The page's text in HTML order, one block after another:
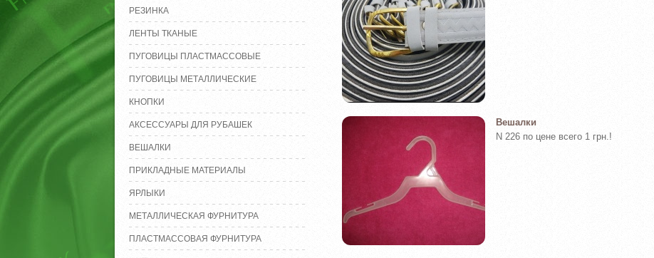
РЕЗИНКА
ЛЕНТЫ ТКАНЫЕ
ПУГОВИЦЫ ПЛАСТМАССОВЫЕ
ПУГОВИЦЫ МЕТАЛЛИЧЕСКИЕ
КНОПКИ
АКСЕССУАРЫ ДЛЯ РУБАШЕК
ВЕШАЛКИ
ПРИКЛАДНЫЕ МАТЕРИАЛЫ
ЯРЛЫКИ
МЕТАЛЛИЧЕСКАЯ ФУРНИТУРА
ПЛАСТМАССОВАЯ ФУРНИТУРА
Вешалки
N 226 по цене всего 1 грн.!